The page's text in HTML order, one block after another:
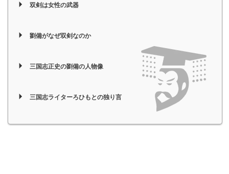
双剣は女性の武器
劉備がなぜ双剣なのか
三国志正史の劉備の人物像
三国志ライターろひもとの独り言